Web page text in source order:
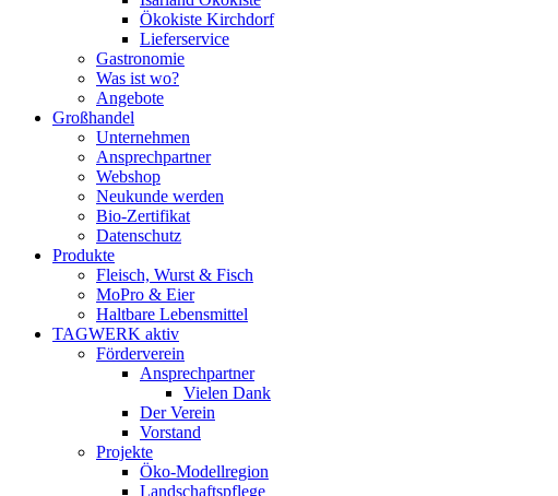
Ökokiste Kirchdorf
Lieferservice
Gastronomie
Was ist wo?
Angebote
Großhandel
Unternehmen
Ansprechpartner
Webshop
Neukunde werden
Bio-Zertifikat
Datenschutz
Produkte
Fleisch, Wurst & Fisch
MoPro & Eier
Haltbare Lebensmittel
TAGWERK aktiv
Förderverein
Ansprechpartner
Vielen Dank
Der Verein
Vorstand
Projekte
Öko-Modellregion
Landschaftspflege